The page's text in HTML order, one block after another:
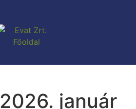
2026. január